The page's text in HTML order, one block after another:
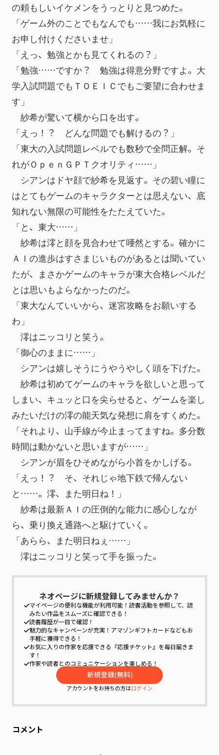
の頼もしいイケメンをうっとりと見つめた。
「ゲーム外のことでもなんでも……我にお気軽に
お申し付けくださいませ」
「えっ、勉強とかも見てくれるの？」
「勉強……ですか？　勉強は得意分野ですよ。大
学入試問題でもＴＯＥＩＣでもご要望に合わせま
す」
紗希が驚いて横から口を出す。
「えっ！？　どんな問題でも解けるの？」
「東大の入試問題レベルでも数秒で全問正解。そ
れがＯｐｅｎＧＰＴクオリティ……」
シアンはドヤ顔で紗希を見返す。その碧い瞳に
はとてもゲームのキャラクターとは思えない、底
知れない無限の可能性をたたえていた。
「と、東大……」
紗希は澪と顔を見合わせて唖然とする。確かに
ＡＩの進歩はすさまじいものがあるとは聞いてい
たが、まさかゲームのキャラが東大合格レベルだ
とは思いもよらなかったのだ。
「東大なんていいから、迷宮攻略をお願いする
わ」
澪はニッコリと笑う。
「御心のままに……」
シアンは嬉しそうにうやうやしく頭を下げた。
紗希は初めてゲームのキャラを欲しいと思って
しまい、キュッと口を尖らせると、ゲームを楽し
みたいだけの澪の能天気な発想に肩をすくめた。
「それより、山手線が今止まってますね。多分数
時間は動かないと思いますが……」
シアンが眉をひそめながら小首をかしげる。
「えっ！？　そ、それじゃ地下鉄で帰んない
と……。澪、また明日ね！」
紗希は最新ＡＩの圧倒的な能力に感心しなが
ら、乗り換え通路へと駆けていく。
「あらら、また明日ねぇ……」
澪はニッコリと笑って手を振った。
ネオページに新規登録してみませんか？
マイページの便利な機能が利用可能！ 読書活動を参照して、読
みたい作品をスムーズに確認できる！
読書履歴が一目で確認！
魅力的なキャンペーンが充実！ アマゾンギフトカードなどもお
手軽に獲得できる！
お気に入りの作家を応援できる『応援チケット』を毎日届きま
す！
作家や読者とのコミュニケーションを楽しめる！
アカウントをお持ちの方はログイン
コメント